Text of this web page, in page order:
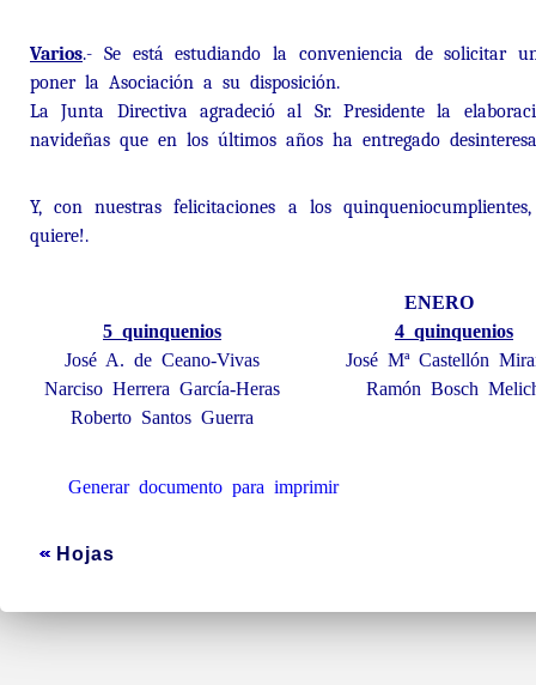
Varios.- Se está estudiando la conveniencia de solicitar
poner la Asociación a su disposición.
La Junta Directiva agradeció al Sr. Presidente la
navideñas que en los últimos años ha entregado
Y, con nuestras felicitaciones a los
quiere!.
ENERO
5 quinquenios
4 quinquenios
José A. de Ceano-Vivas
José Mª Castellón
Narciso Herrera García-Heras
Ramón Bosch
Roberto Santos Guerra
Generar documento para imprimir
Hojas